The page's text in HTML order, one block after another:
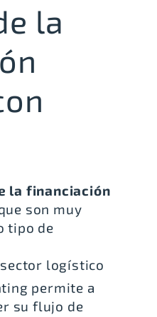
la
la financiación
son muy
tipo de
permite a
su flujo de